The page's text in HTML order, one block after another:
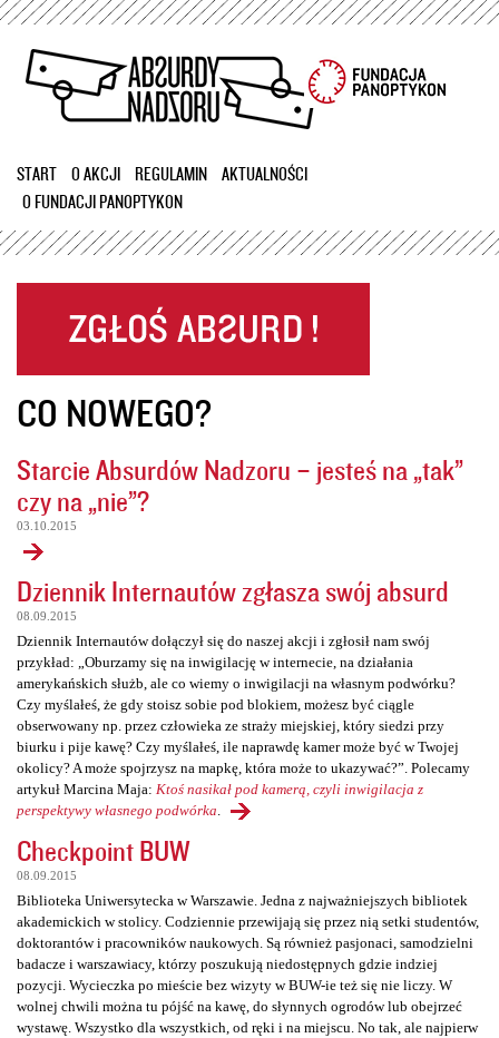
Przejdź
treści
START O AKCJI REGULAMIN
AKTUALNOŚCI
O FUNDACJI PANOPTYKON
CO NOWEGO?
Starcie Absurdów Nadzoru – jesteś na „tak”
czy na „nie”?
03.10.2015
Dziennik Internautów zgłasza swój absurd
08.09.2015
Dziennik Internautów dołączył się do naszej akcji i zgłosił nam swój
przykład: „Oburzamy się na inwigilację w internecie, na działania
amerykańskich służb, ale co wiemy o inwigilacji na własnym podwórku?
Czy myślałeś, że gdy stoisz sobie pod blokiem, możesz być ciągle
obserwowany np. przez człowieka ze straży miejskiej, który siedzi przy
biurku i pije kawę? Czy myślałeś, ile naprawdę kamer może być w Twojej
okolicy? A może spojrzysz na mapkę, która może to ukazywać?”. Polecamy
artykuł Marcina Maja: Ktoś nasikał pod kamerą, czyli inwigilacja z
perspektywy własnego podwórka
Checkpoint BUW
08.09.2015
Biblioteka Uniwersytecka w Warszawie. Jedna z najważniejszych bibliotek
akademickich w stolicy. Codziennie przewijają się przez nią setki studentów,
doktorantów i pracowników naukowych. Są również pasjonaci, samodzielni
badacze i warszawiacy, którzy poszukują niedostępnych gdzie indziej
pozycji. Wycieczka po mieście bez wizyty w BUW-ie też się nie liczy. W
wolnej chwili można tu pójść na kawę, do słynnych ogrodów lub obejrzeć
wystawę. Wszystko dla wszystkich, od ręki i na miejscu. No tak, ale najpierw